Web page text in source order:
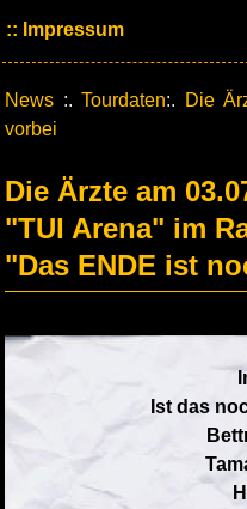
Impressum
News :.Tourdaten:. Die
vorbei
Die Ärzte am
"TUI Arena" im
"Das ENDE ist
Ist das